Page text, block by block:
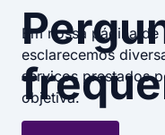
Em nossa página
esclarecemos
serviços prestados
objetiva.